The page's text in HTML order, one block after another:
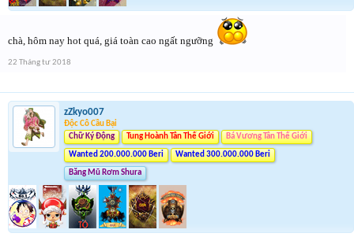
chà, hôm nay hot quá, giá toàn cao ngất ngưỡng
22 Tháng tư 2018
zZkyo007
Độc Cô Cầu Bại
Chữ Ký Động
Tung Hoành Tân Thế Giới Bá Vương Tân Thế Giới
Wanted 200.000.000 Beri Wanted 300.000.000 Beri
Băng Mũ Rơm Shura